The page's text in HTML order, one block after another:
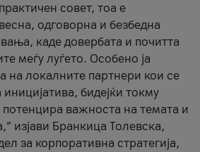
совет, тоа е
одговорна и безбедна
каде довербата и почитта
меѓу луѓето. Особено ја
на локалните партнери кои се
иницијатива, бидејќи токму
потенцира важноста на темата и
изјави Бранкица Толевска,
за корпоративна стратегија,